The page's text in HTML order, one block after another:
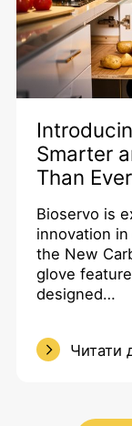
Smarter
Than Ever
Bioservo is
innovation
the New
glove
designed…
Читати